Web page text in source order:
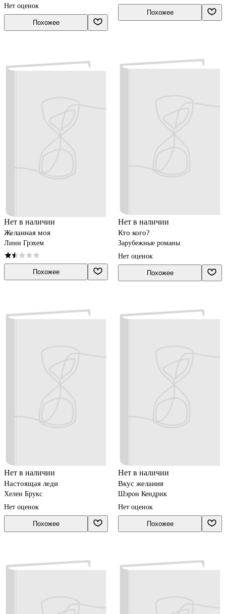
Нет оценок
Похожее
Похожее
Нет в наличии
Желанная моя
Линн Грэхем
Похожее
Нет в наличии
Кто кого?
Зарубежные романы
Нет оценок
Похожее
Нет в наличии
Настоящая леди
Хелен Брукс
Нет оценок
Похожее
Нет в наличии
Вкус желания
Шэрон Кендрик
Нет оценок
Похожее